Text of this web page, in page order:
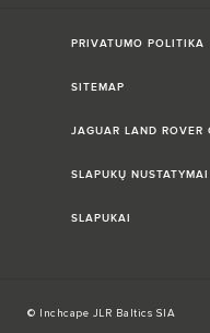
PRIVATUMO POLITIKA
SITEMAP
JAGUAR LAND ROVER
SLAPUKŲ NUSTATYMAI
SLAPUKAI
© Inchcape JLR Baltics SIA